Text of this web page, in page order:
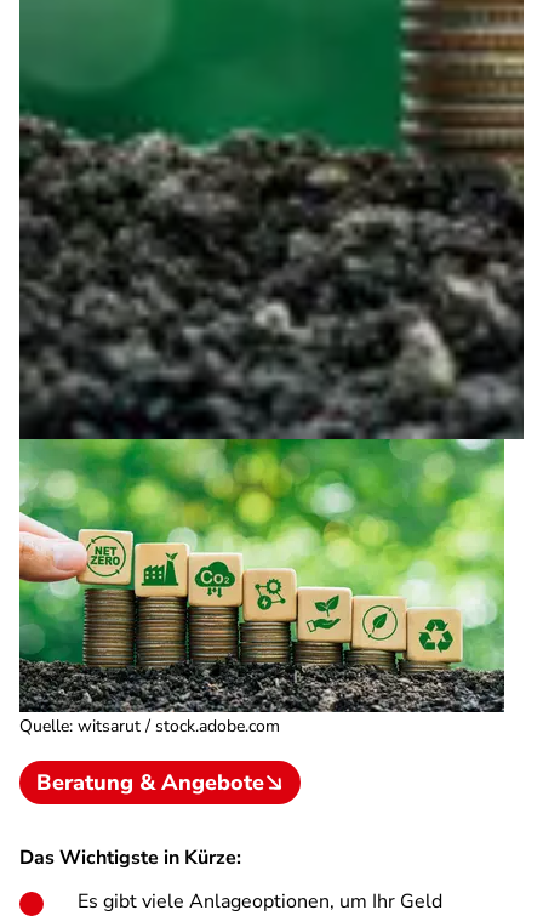
Quelle: witsarut / stock.adobe.com
Beratung & Angebote
Das Wichtigste in Kürze:
Es gibt viele Anlageoptionen, um Ihr Geld